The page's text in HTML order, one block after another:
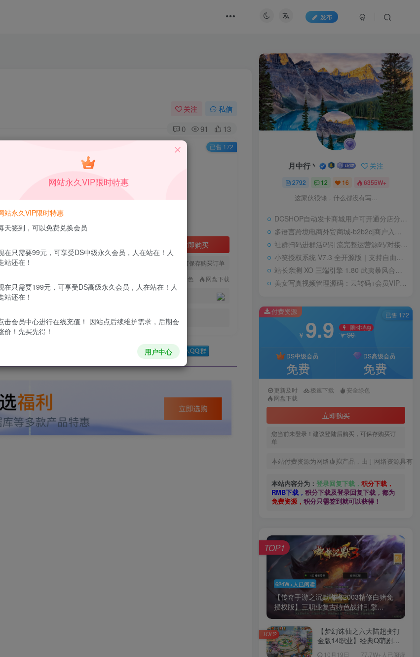
发布
关注 私信
0 91 13
版源码【不是泛滥的版本】
费资源，请付费后查看
￥99
级会员免费 DS高级会员
立即购买
您当前未登录！建议登陆后购买，可保存购买订单
安全绿色 网盘下载
不予退款，购买如有疑问请及时联系站长QQ：
下载，都为 免费资源，积分只需签到就可以获得！
已售 172
权、不妥之处，请第一时间联系我们删除！ Q群：
月中行丶 关注
2792 12 16 6355W+
这家伙很懒，什么都没有写...
DCSHOP自动发卡商城用户可开通分店分销，支持实物发货，自带博客功能
多语言跨境电商外贸商城-b2b2c|商户入驻|随机物流|信用分|平台代发
社群扫码进群活码引流完整运营源码/对接免签约支付接口/推广正常绑定下级
小笑授权系统 V7.3 全开源版｜支持自由二次开发
站长亲测 XO 三端引擎 1.80 武夷暴风合击复古传奇手游服务端 魔神领域盘古圣地降魔天堂
美女写真视频管理源码：云转码+会员VIP系统，一键采集+代理系统全支持
付费资源
￥ 9.9 限时特惠
￥99
DS中级会员
免费
DS高级会员
免费
更新及时 极速下载
安全绿色
网盘下载
立即购买
您当前未登录！建议登陆后购买，可保存购买订
单
本站付费资源为网络虚拟产品，由于网络资源具有
本站内容分为： 登录回复下载， 积分下载，
RMB下载， 积分下载及登录回复下载，都为
免费资源， 积分只需签到就可以获得！
已售 172
624W+人已阅读
【传奇手游之沉默嘟嘟2003精修白猪免
授权版】三职业复古特色战神引擎...
TOP1
【梦幻诛仙之六大陆超变打
金版14职业】经典Q萌剧情
10月19日 77.7W+人已阅读
TOP2
网站永久VIP限时特惠
站永久VIP限时特惠
天签到，可以免费兑换会员
在只需要99元，可享受DS中级永久会员，人在站在！人
站还在！
在只需要199元，可享受DS高级永久会员，人在站在！人
站还在！
击会员中心进行在线充值！ 因站点后续维护需求，后期会
价！先买先得！
用户中心